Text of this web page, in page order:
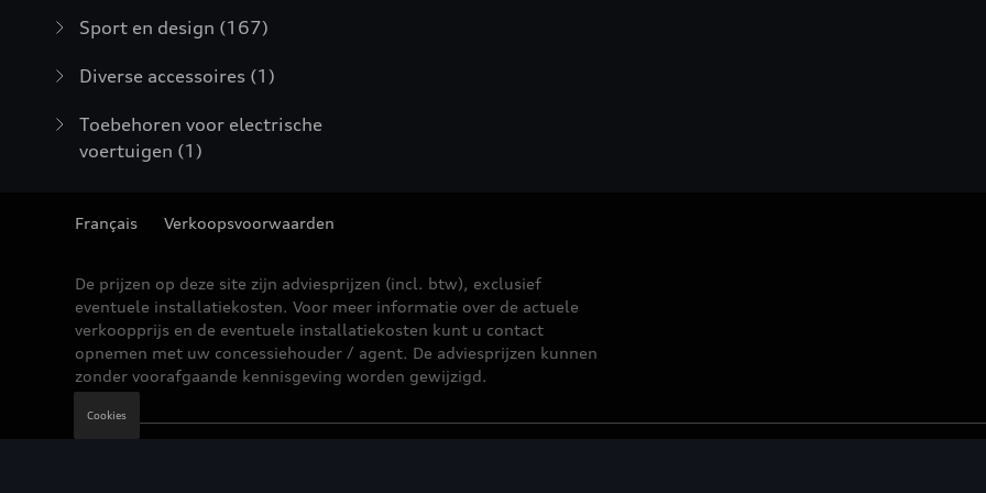
Sport en design (167)
Diverse accessoires (1)
Toebehoren voor electrische
voertuigen (1)
Français Verkoopsvoorwaarden
De prijzen op deze site zijn adviesprijzen (incl. btw), exclusief
eventuele installatiekosten. Voor meer informatie over de actuele
verkoopprijs en de eventuele installatiekosten kunt u contact
opnemen met uw concessiehouder / agent. De adviesprijzen kunnen
zonder voorafgaande kennisgeving worden gewijzigd.
Cookies